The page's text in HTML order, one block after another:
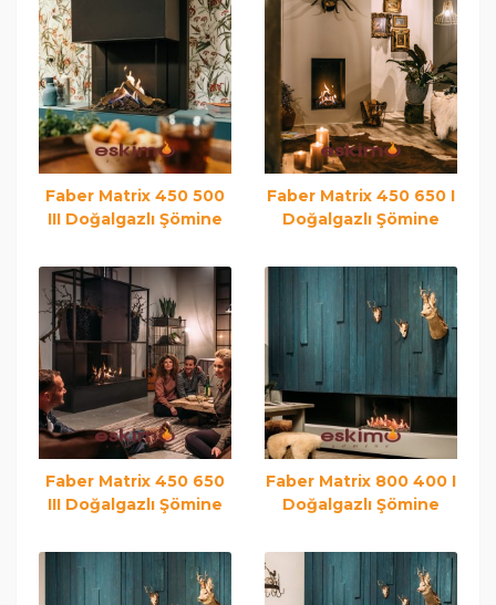
Faber Matrix 450 500
III Doğalgazlı Şömine
Faber Matrix 450 650 I
Doğalgazlı Şömine
Faber Matrix 450 650
III Doğalgazlı Şömine
Faber Matrix 800 400 I
Doğalgazlı Şömine